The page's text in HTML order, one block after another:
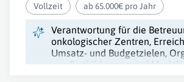
Vollzeit ab 65.000€ pro Jahr
Verantwortung für die
onkologischer Zentren,
Umsatz- und Budgetzielen,
von Fortbildungen und